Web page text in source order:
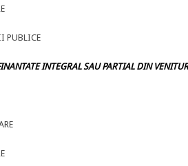
PUBLICE
INTEGRAL SAU PARTIAL DIN